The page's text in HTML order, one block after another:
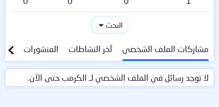
البحث
مشاركات الملف الشخصي آخر النشاطات المنشورات
لا توجد رسائل في الملف الشخصي لـ الكرمب حتى الآن.